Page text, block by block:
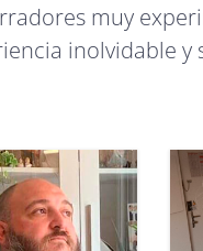
muy
inolvidable y